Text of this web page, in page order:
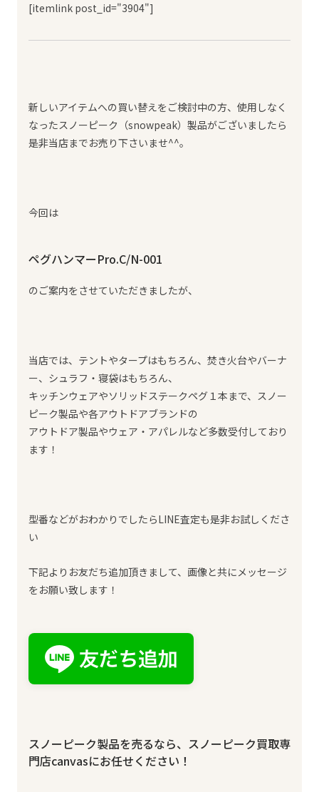
[itemlink post_id="3904"]
新しいアイテムへの買い替えをご検討中の方、使用しなく
なったスノーピーク（snowpeak）製品がございましたら
是非当店までお売り下さいませ^^。
今回は
ペグハンマーPro.C/N-001
のご案内をさせていただきましたが、
当店では、テントやタープはもちろん、焚き火台やバーナ
ー、シュラフ・寝袋はもちろん、
キッチンウェアやソリッドステークペグ１本まで、スノー
ピーク製品や各アウトドアブランドの
アウトドア製品やウェア・アパレルなど多数受付しており
ます！
型番などがおわかりでしたらLINE査定も是非お試しくださ
い
下記よりお友だち追加頂きまして、画像と共にメッセージ
をお願い致します！
スノーピーク製品を売るなら、スノーピーク買取専
門店canvasにお任せください！